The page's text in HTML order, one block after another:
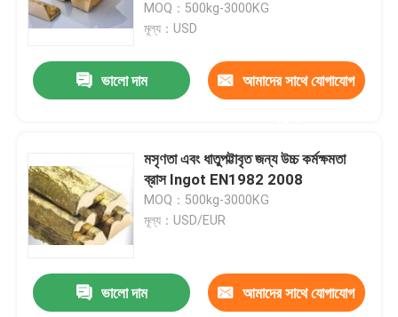
পণ্য
আমাদের সম্পর্কে
কারখানা ভ্রমণ
MOQ：500kg-3000KG
মূল্য：USD
ভালো দাম আমাদের সাথে যোগাযোগ
মসৃণতা এবং ধাতুপট্টাবৃত জন্য উচ্চ কর্মক্ষমতা
ব্রাস Ingot EN1982 2008
MOQ：500kg-3000KG
মূল্য：USD/EUR
ভালো দাম আমাদের সাথে যোগাযোগ